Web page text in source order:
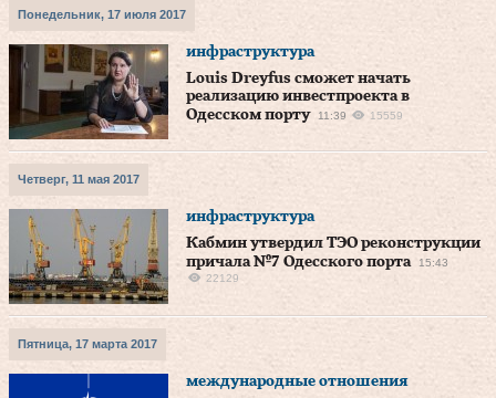
Понедельник, 17 июля 2017
инфраструктура
Louis Dreyfus сможет начать
реализацию инвестпроекта в
Одесском порту
11:39 15559
Четверг, 11 мая 2017
инфраструктура
Кабмин утвердил ТЭО реконструкции
причала №7 Одесского порта
15:43
22129
Пятница, 17 марта 2017
международные отношения